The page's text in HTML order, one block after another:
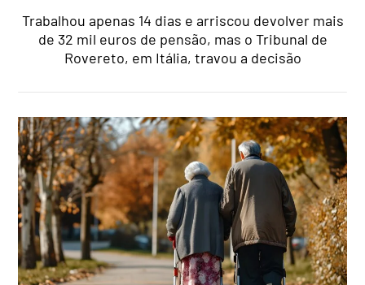
Trabalhou apenas 14 dias e arriscou devolver mais
de 32 mil euros de pensão, mas o Tribunal de
Rovereto, em Itália, travou a decisão